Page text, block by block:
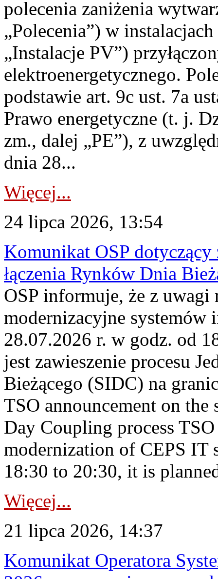
polecenia zaniżenia
„Polecenia”) w
„Instalacje PV”)
elektroenergetycznego.
podstawie art. 9c ust. 7a
Prawo energetyczne (t. j.
zm., dalej „PE”), z
dnia 28...
Więcej...
24 lipca 2026, 13:54
Komunikat OSP dotyczący
łączenia Rynków Dnia
OSP informuje, że z uwagi
modernizacyjne
28.07.2026 r. w godz. od
jest zawieszenie procesu
Bieżącego (SIDC) na
TSO announcement on
Day Coupling process
modernization of CEPS IT
18:30 to 20:30, it is
Więcej...
21 lipca 2026, 14:37
Komunikat Operatora